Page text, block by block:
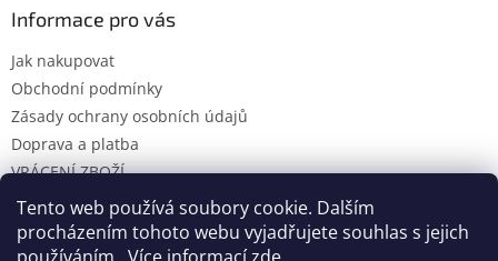
Tento web používá soubory cookie. Dalším
procházením tohoto webu vyjadřujete souhlas s jejich
Informace pro vás
Jak nakupovat
Obchodní podmínky
Zásady ochrany osobních údajů
Doprava a platba
VRÁCENÍ ZBOŽÍ
KONTAKTY